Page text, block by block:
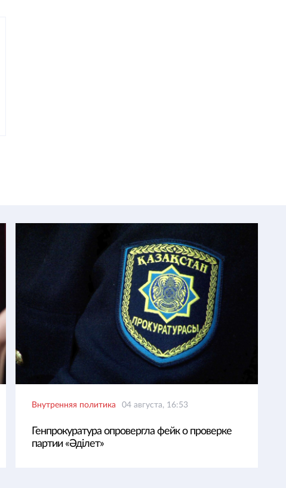
Внутренняя политика 04 августа, 16:53
Генпрокуратура опровергла фейк о проверке
партии «Әділет»